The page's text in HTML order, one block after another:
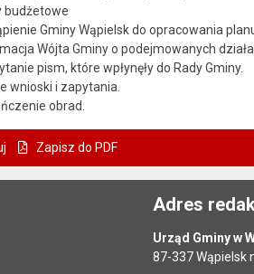
budżetowe
Gminy Wąpielsk do opracowania
Wójta Gminy o podejmowanych
pism, które wpłynęły do Rady Gminy.
wnioski i zapytania.
obrad.
Zapisz do PDF
Adres
Urząd Gminy w
87-337 Wąpielsk